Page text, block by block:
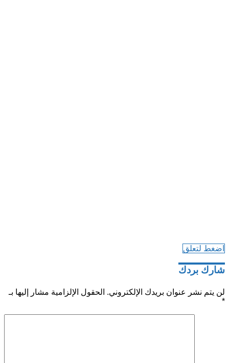
اضغط لتعلق
شارك بردك
لن يتم نشر عنوان بريدك الإلكتروني. الحقول الإلزامية مشار إليها بـ
*